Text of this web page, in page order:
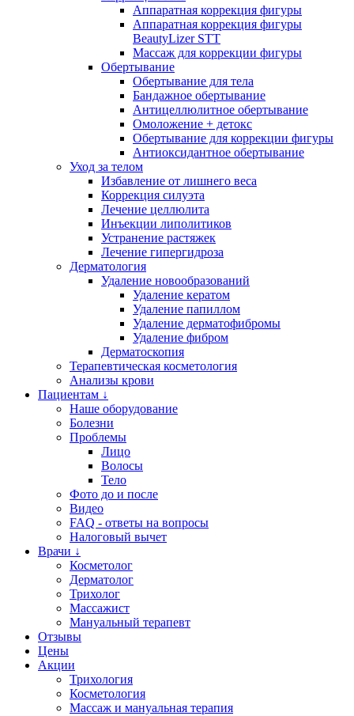
Аппаратная коррекция фигуры
Аппаратная коррекция фигуры
BeautyLizer STT
Массаж для коррекции фигуры
Обертывание
Обертывание для тела
Бандажное обертывание
Антицеллюлитное обертывание
Омоложение + детокс
Обертывание для коррекции фигуры
Антиоксидантное обертывание
Уход за телом
Избавление от лишнего веса
Коррекция силуэта
Лечение целлюлита
Инъекции липолитиков
Устранение растяжек
Лечение гипергидроза
Дерматология
Удаление новообразований
Удаление кератом
Удаление папиллом
Удаление дерматофибромы
Удаление фибром
Дерматоскопия
Терапевтическая косметология
Анализы крови
Пациентам ↓
Наше оборудование
Болезни
Проблемы
Лицо
Волосы
Тело
Фото до и после
Видео
FAQ - ответы на вопросы
Налоговый вычет
Врачи ↓
Косметолог
Дерматолог
Трихолог
Массажист
Мануальный терапевт
Отзывы
Цены
Акции
Трихология
Косметология
Массаж и мануальная терапия